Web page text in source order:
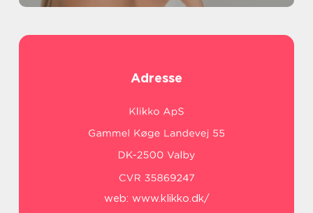
Adresse
web: www.klikko.dk/